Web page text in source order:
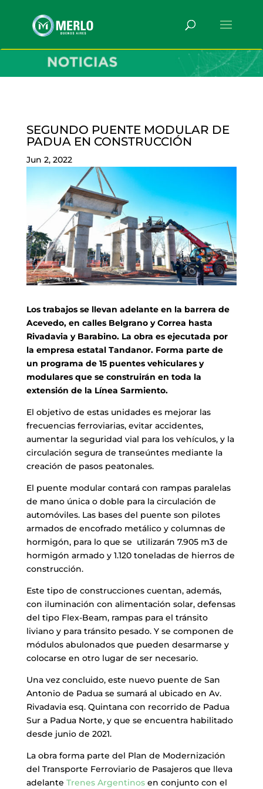
SEGUNDO PUENTE MODULAR DE
PADUA EN CONSTRUCCIÓN
Jun 2, 2022
Los trabajos se llevan adelante en la barrera de
Acevedo, en calles Belgrano y Correa hasta
Rivadavia y Barabino. La obra es ejecutada por
la empresa estatal Tandanor. Forma parte de
un programa de 15 puentes vehiculares y
modulares que se construirán en toda la
extensión de la Línea Sarmiento.
El objetivo de estas unidades es mejorar las
frecuencias ferroviarias, evitar accidentes,
aumentar la seguridad vial para los vehículos, y la
circulación segura de transeúntes mediante la
creación de pasos peatonales.
El puente modular contará con rampas paralelas
de mano única o doble para la circulación de
automóviles. Las bases del puente son pilotes
armados de encofrado metálico y columnas de
hormigón, para lo que se utilizarán 7.905 m3 de
hormigón armado y 1.120 toneladas de hierros de
construcción.
Este tipo de construcciones cuentan, además,
con iluminación con alimentación solar, defensas
del tipo Flex-Beam, rampas para el tránsito
liviano y para tránsito pesado. Y se componen de
módulos abulonados que pueden desarmarse y
colocarse en otro lugar de ser necesario.
Una vez concluido, este nuevo puente de San
Antonio de Padua se sumará al ubicado en Av.
Rivadavia esq. Quintana con recorrido de Padua
Sur a Padua Norte, y que se encuentra habilitado
desde junio de 2021.
La obra forma parte del Plan de Modernización
del Transporte Ferroviario de Pasajeros que lleva
adelante Trenes Argentinosen conjunto con el